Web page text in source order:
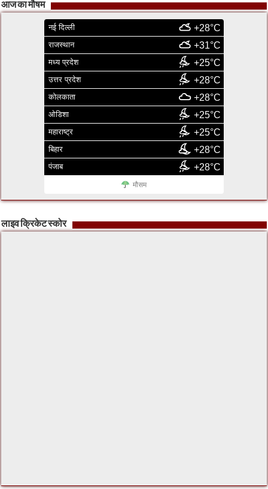
आज का मौषम
नई दिल्ली +28°C
राजस्थान +31°C
मध्य प्रदेश +25°C
उत्तर प्रदेश +28°C
कोलकाता +28°C
ओडिशा +25°C
महाराष्ट्र +25°C
बिहार +28°C
पंजाब +28°C
मौसम
लाइव क्रिकेट स्कोर